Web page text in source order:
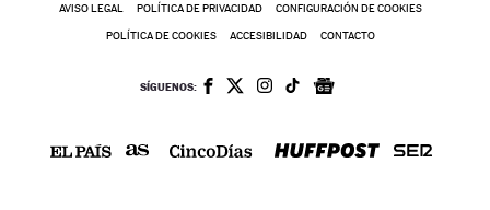
AVISO LEGAL POLÍTICA DE PRIVACIDAD CONFIGURACIÓN DE COOKIES
POLÍTICA DE COOKIES ACCESIBILIDAD CONTACTO
SÍGUENOS: